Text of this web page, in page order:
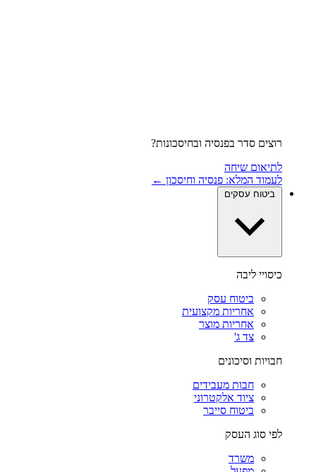
רוצים סדר בפנסיה ובחיסכונות?
לתיאום שיחה
לעמוד המלא: פנסיה וחיסכון ←
ביטוח עסקים
כיסויי ליבה
ביטוח עסק
אחריות מקצועית
אחריות מוצר
צד ג'
חבויות וסיכונים
חבות מעבידים
ציוד אלקטרוני
ביטוח סייבר
לפי סוג העסק
משרד